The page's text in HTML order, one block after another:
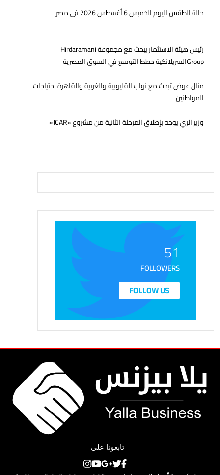
حالة الطقس اليوم الخميس 6 أغسطس 2026 فى مصر
رئيس هيئة الاستثمار يبحث مع مجموعة Hirdaramani
Groupالسريلانكية خطط التوسع في السوق المصرية
منال عوض تبحث مع نواب القليوبية والغربية والقاهرة احتياجات
المواطنين
وزير الري يوجه بإطلاق المرحلة الثانية من مشروع «JCAR»
51
FOLLOWERS
FOLLOW US
تابعونا على